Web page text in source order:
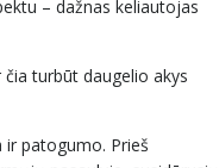
– dažnas keliautojas
turbūt daugelio akys
patogumo. Prieš